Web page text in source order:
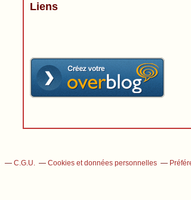
Liens
C.G.U. Cookies et données personnelles